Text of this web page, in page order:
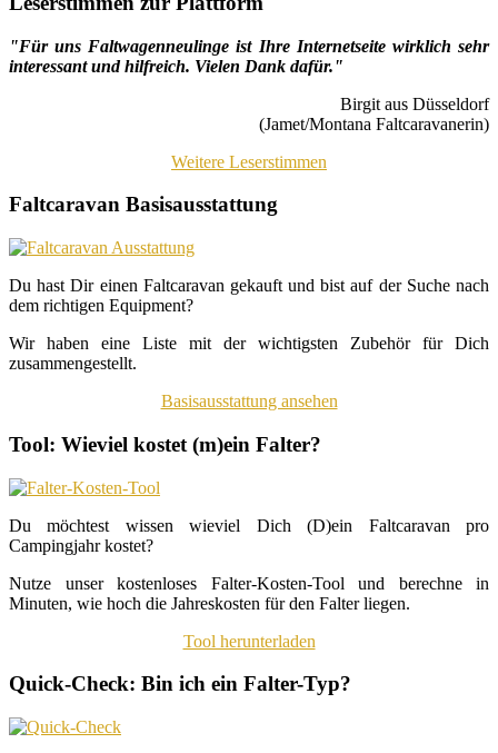
"Für uns Faltwagenneulinge ist Ihre Internetseite wirklich sehr
interessant und hilfreich. Vielen Dank dafür."
Birgit aus Düsseldorf
(Jamet/Montana Faltcaravanerin)
Weitere Leserstimmen
Faltcaravan Basisausstattung
Du hast Dir einen Faltcaravan gekauft und bist auf der Suche nach
dem richtigen Equipment?
Wir haben eine Liste mit der wichtigsten Zubehör für Dich
zusammengestellt.
Basisausstattung ansehen
Tool: Wieviel kostet (m)ein Falter?
Du möchtest wissen wieviel Dich (D)ein Faltcaravan pro
Campingjahr kostet?
Nutze unser kostenloses Falter-Kosten-Tool und berechne in
Minuten, wie hoch die Jahreskosten für den Falter liegen.
Tool herunterladen
Quick-Check: Bin ich ein Falter-Typ?